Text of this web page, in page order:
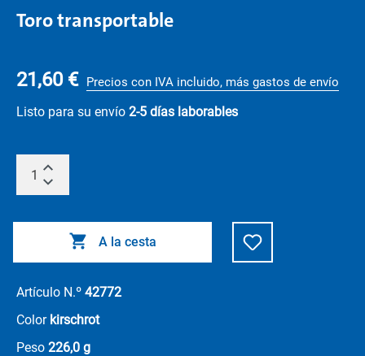
Toro transportable
21,60 € Precios con IVA incluido, más gastos de envío
Listo para su envío 2-5 días laborables
A la cesta
Artículo N.º 42772
Color kirschrot
Peso 226,0 g